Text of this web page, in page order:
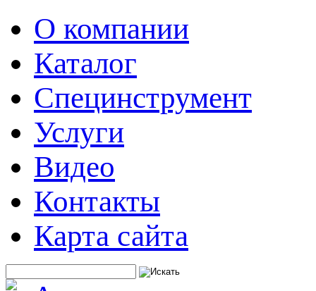
О компании
Каталог
Специнструмент
Услуги
Видео
Контакты
Карта сайта